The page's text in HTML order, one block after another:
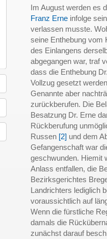
Im August werden es
Franz Erne infolge
verlassen musste.
seine Enthebung vom
des Einlangens
abgegangen war, traf
dass die Enthebung
Vollzug gesetzt
Genannte aber
zurückberufen. Die
Besatzung Dr. Erne
Rückberufung
Russen [2] und dem
Gefangenschaft war
geschwunden. Hiemit
Anlass entfallen, die
Bezirksgerichtes
Landrichters lediglich
voraussichtlich auf
Wenn die fürstliche
damals die
zunächst darauf